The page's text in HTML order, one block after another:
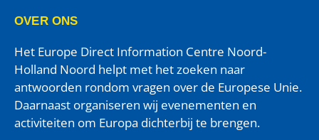
OVER ONS
Het Europe Direct Information Centre Noord-
Holland Noord helpt met het zoeken naar
antwoorden rondom vragen over de Europese Unie.
Daarnaast organiseren wij evenementen en
activiteiten om Europa dichterbij te brengen.